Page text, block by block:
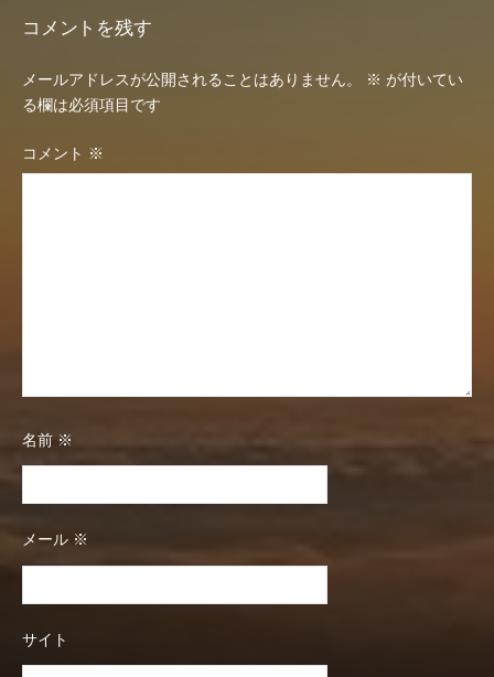
ビ
ゲ
ー
シ
コメントを残す
メールアドレスが公開されることはありません。 ※ が付いてい
る欄は必須項目です
コメント ※
名前 ※
メール ※
サイト